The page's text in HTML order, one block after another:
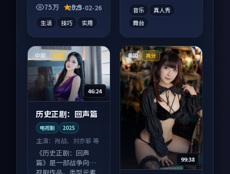
大屏端观看，细节更
75万 9.9
2025-02-26
生活 技巧 实用
音乐
真人秀
舞台
中国 热播
46:24
历史正剧：回声篇
电视剧 2025
主演： 肖战、刘亦菲 等
《历史正剧：回声
篇》是一部战争向电
美国 高分
99:38